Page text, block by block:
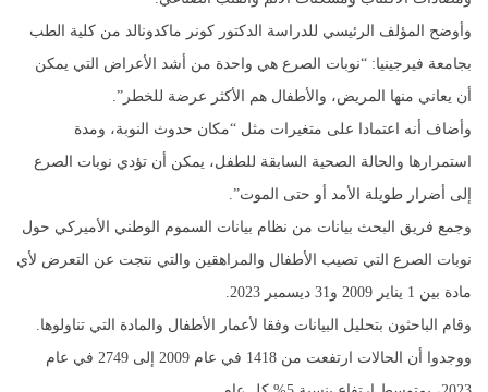
وأوضح المؤلف الرئيسي للدراسة الدكتور كونر ماكدونالد من كلية الطب
بجامعة فيرجينيا: “نوبات الصرع هي واحدة من أشد الأعراض التي يمكن
أن يعاني منها المريض، والأطفال هم الأكثر عرضة للخطر”.
وأضاف أنه اعتمادا على متغيرات مثل “مكان حدوث النوبة، ومدة
استمرارها والحالة الصحية السابقة للطفل، يمكن أن تؤدي نوبات الصرع
إلى أضرار طويلة الأمد أو حتى الموت”.
وجمع فريق البحث بيانات من نظام بيانات السموم الوطني الأميركي حول
نوبات الصرع التي تصيب الأطفال والمراهقين والتي نتجت عن التعرض لأي
مادة بين 1 يناير 2009 و31 ديسمبر 2023.
وقام الباحثون بتحليل البيانات وفقا لأعمار الأطفال والمادة التي تناولوها.
ووجدوا أن الحالات ارتفعت من 1418 في عام 2009 إلى 2749 في عام